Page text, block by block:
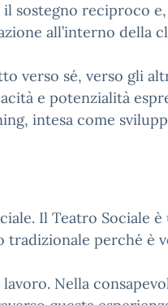
sostegno reciproco e,
all’interno della
verso sé, verso gli
e potenzialità
intesa come
Il Teatro Sociale è
tradizionale perché è
Nella